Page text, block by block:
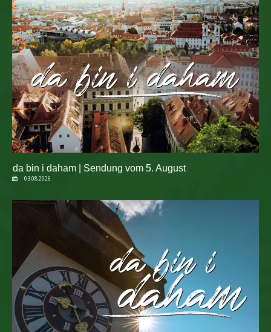
da bin i daham | Sendung vom 5. August
03.08.2026